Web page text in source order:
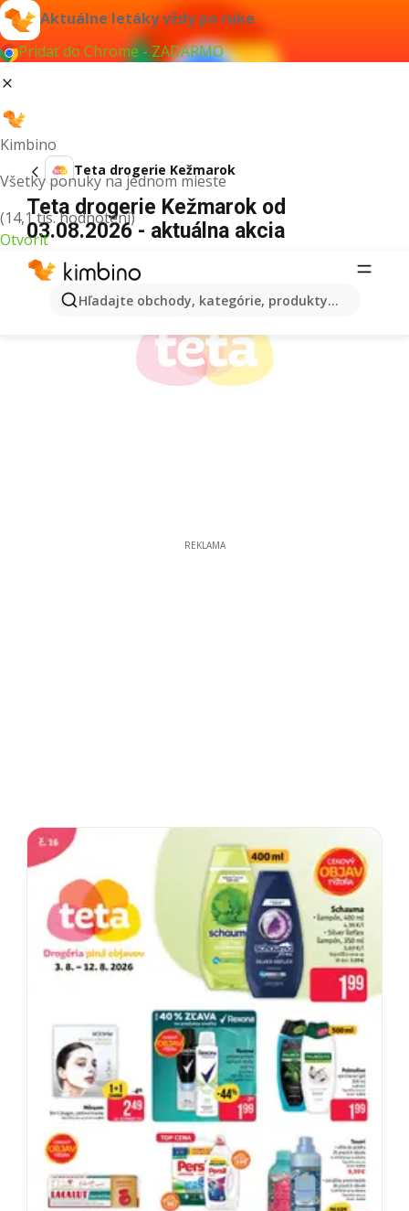
Aktuálne letáky vždy po ruke
Pridať do Chrome - ZADARMO
Kimbino
Všetky ponuky na jednom mieste
(14,1 tis. hodnotení)
Otvoriť
Hľadajte obchody, kategórie, produkty...
Teta drogerie Kežmarok
Teta drogerie Kežmarok od
03.08.2026 - aktuálna akcia
REKLAMA